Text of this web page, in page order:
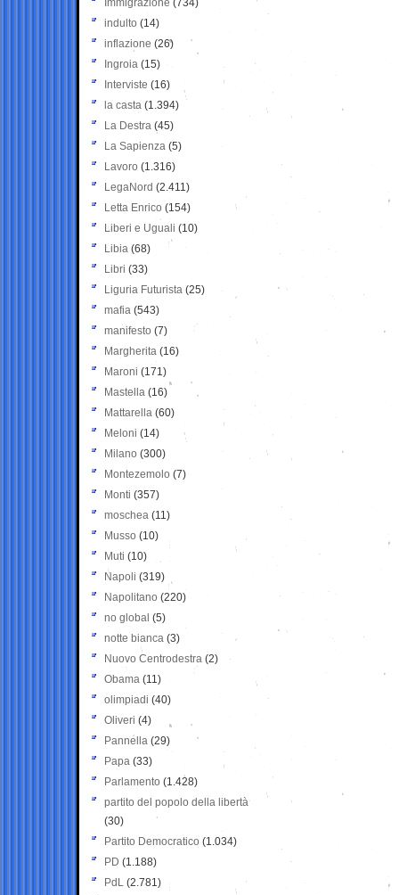
Immigrazione (734)
indulto (14)
inflazione (26)
Ingroia (15)
Interviste (16)
la casta (1.394)
La Destra (45)
La Sapienza (5)
Lavoro (1.316)
LegaNord (2.411)
Letta Enrico (154)
Liberi e Uguali (10)
Libia (68)
Libri (33)
Liguria Futurista (25)
mafia (543)
manifesto (7)
Margherita (16)
Maroni (171)
Mastella (16)
Mattarella (60)
Meloni (14)
Milano (300)
Montezemolo (7)
Monti (357)
moschea (11)
Musso (10)
Muti (10)
Napoli (319)
Napolitano (220)
no global (5)
notte bianca (3)
Nuovo Centrodestra (2)
Obama (11)
olimpiadi (40)
Oliveri (4)
Pannella (29)
Papa (33)
Parlamento (1.428)
partito del popolo della libertà
(30)
Partito Democratico (1.034)
PD (1.188)
PdL (2.781)